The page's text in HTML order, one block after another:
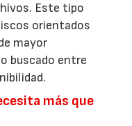
Este tipo
orientados
mayor
buscado entre
más que